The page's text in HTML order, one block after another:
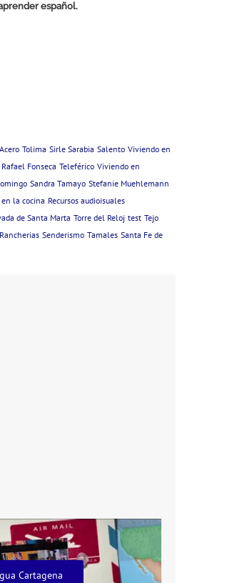
español.
Tolima Sirle Sarabia Salento Viviendo en
Rafael Fonseca Teleférico Viviendo en
Sandra Tamayo Stefanie Muehlemann
la cocina Recursos audioisuales
de Santa Marta Torre del Reloj test Tejo
Rancherias Senderismo Tamales Santa Fe de
Cartagena